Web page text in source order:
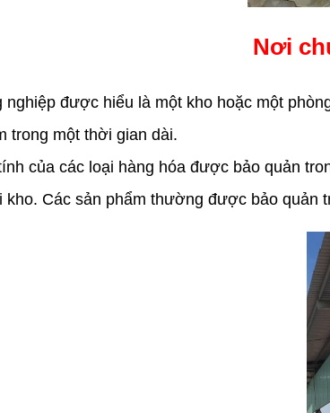
Nơi
được hiểu là một kho hoặc một
trong một thời gian dài.
của các loại hàng hóa được bảo quản
kho. Các sản phẩm thường được bảo quản